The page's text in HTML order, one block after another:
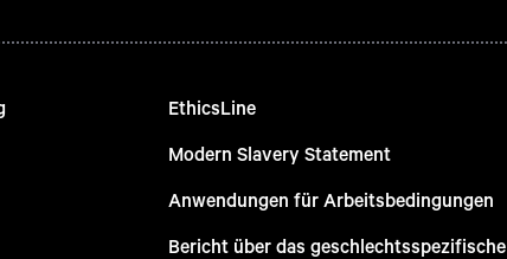
EthicsLine
Modern Slavery Statement
Anwendungen für Arbeitsbedingungen
Bericht über das geschlechtsspezifische